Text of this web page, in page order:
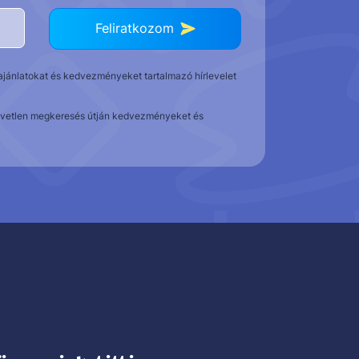
Feliratkozom
és kedvezményeket tartalmazó hírlevelet
megkeresés útján kedvezményeket és